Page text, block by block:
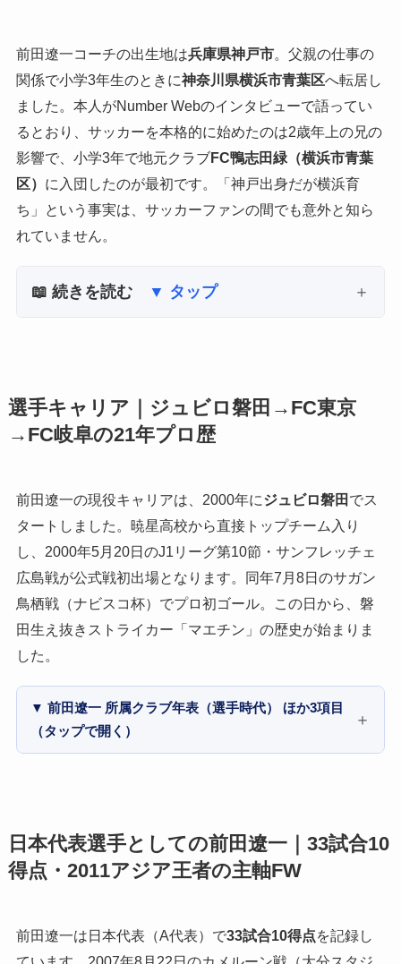
前田遼一コーチの出生地は兵庫県神戸市。父親の仕事の
関係で小学3年生のときに神奈川県横浜市青葉区へ転居し
ました。本人がNumber Webのインタビューで語ってい
るとおり、サッカーを本格的に始めたのは2歳年上の兄の
影響で、小学3年で地元クラブFC鴨志田緑（横浜市青葉
区） に入団したのが最初です。「神戸出身だが横浜育
ち」という事実は、サッカーファンの間でも意外と知ら
れていません。
📖 続きを読む ▼ タップ
選手キャリア｜ジュビロ磐田→FC東京
→FC岐阜の21年プロ歴
前田遼一の現役キャリアは、2000年にジュビロ磐田 でス
タートしました。暁星高校から直接トップチーム入り
し、2000年5月20日のJ1リーグ第10節・サンフレッチェ
広島戦が公式戦初出場となります。同年7月8日のサガン
鳥栖戦（ナビスコ杯）でプロ初ゴール。この日から、磐
田生え抜きストライカー「マエチン」の歴史が始まりま
した。
▼ 前田遼一 所属クラブ年表（選手時代） ほか3項目
（タップで開く）
日本代表選手としての前田遼一｜33試合10
得点・2011アジア王者の主軸FW
前田遼一は日本代表（A代表）で33試合10得点を記録し